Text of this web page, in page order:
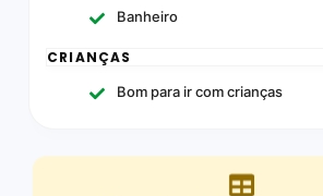
Banheiro
CRIANÇAS
Bom para ir com crianças